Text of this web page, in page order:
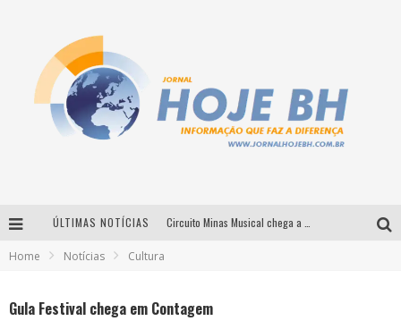
ÚLTIMAS NOTÍCIAS
Home Notícias Cultura
Gula Festival chega em Contagem